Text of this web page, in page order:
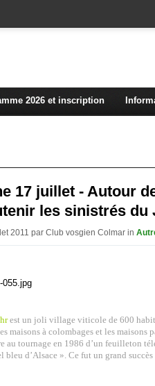
2026 et inscription
17 juillet - Autour
les sinistrés du
2011 par Club vosgien Colmar in
est un joli village viticole de 600
maisons à colombages et les
au tournage en 1986 d’un feuilleton
bleu d’Alsace ». Ce fut un grand